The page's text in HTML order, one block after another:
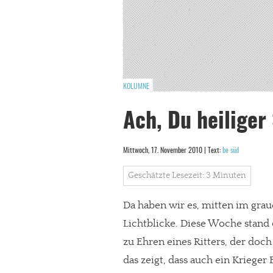
KOLUMNE
Ach, Du
Mittwoch, 17. November 2010 | Text: be süd
Geschätzte Lesezeit: 3 Minuten
Da haben wir es, mitten im
Lichtblicke. Diese Woche stand
zu Ehren eines Ritters, der
das zeigt, dass auch ein